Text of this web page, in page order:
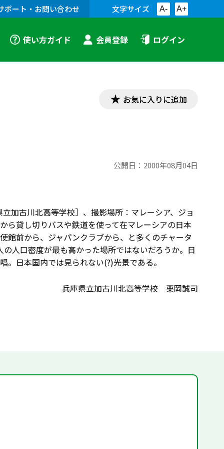
ポート・お問い合わせ 文字サイズ A- A+
使い方ガイド 会員登録 ログイン
お気に入りに追加
公開日： 2000年08月04日
加古川北高等学校］、撮影場所：マレーシア、ジョ
ら貸し切りバスや鉄道を使って在マレーシアの日本
館前から、ジャパンクラブから、と多くのチャータ
人口密度が最も高かった場所ではないだろうか。日
日本国内では見られない(?)光景である。
兵庫県立加古川北高等学校 栗岡誠司